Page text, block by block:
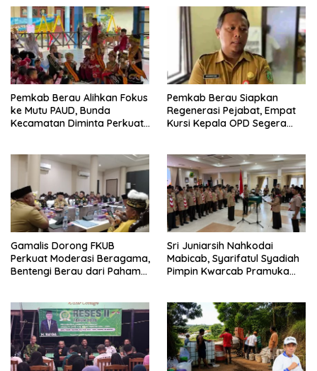
Pemkab Berau Alihkan Fokus
ke Mutu PAUD, Bunda
Kecamatan Diminta Perkuat
Pemkab Berau Siapkan
Regenerasi Pejabat, Empat
Kursi Kepala OPD Segera
Gamalis Dorong FKUB
Perkuat Moderasi Beragama,
Bentengi Berau dari Paham
Sri Juniarsih Nahkodai
Mabicab, Syarifatul Syadiah
Pimpin Kwarcab Pramuka